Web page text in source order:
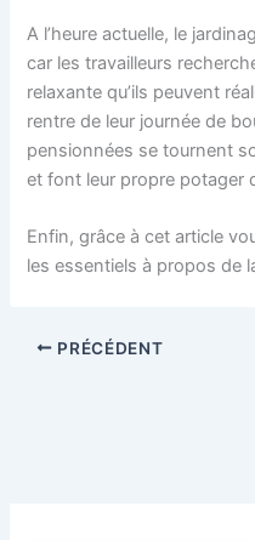
A l’heure actuelle, le
car les travailleurs
relaxante qu’ils peuvent
rentre de leur journée de
pensionnées se tournent
et font leur propre potager
Enfin, grâce à cet article
les essentiels à propos de
PRÉCÉDENT